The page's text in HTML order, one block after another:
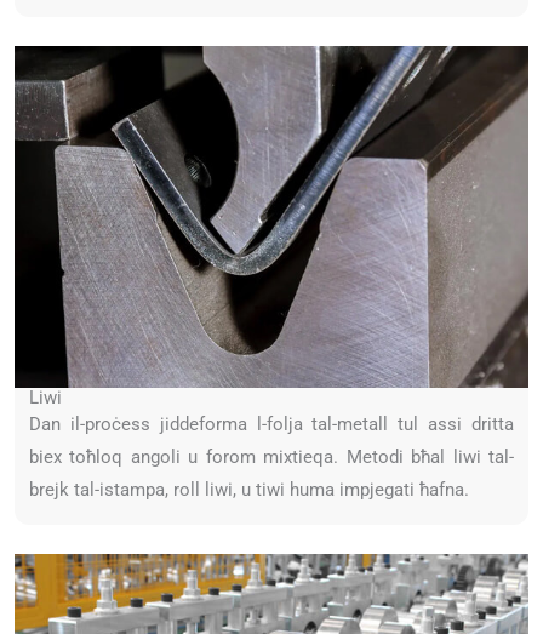
Liwi
Dan il-proċess jiddeforma l-folja tal-metall tul assi dritta
biex toħloq angoli u forom mixtieqa. Metodi bħal liwi tal-
brejk tal-istampa, roll liwi, u tiwi huma impjegati ħafna.